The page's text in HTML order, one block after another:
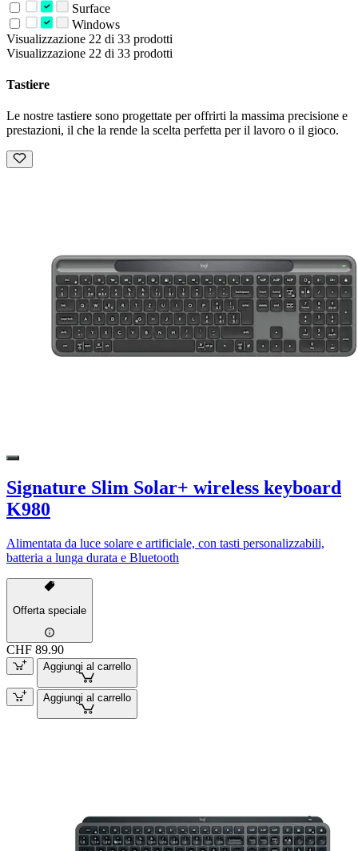
Surface
Windows
Visualizzazione 22 di 33 prodotti
Visualizzazione 22 di 33 prodotti
Tastiere
Le nostre tastiere sono progettate per offrirti la massima precisione e
prestazioni, il che la rende la scelta perfetta per il lavoro o il gioco.
Signature Slim Solar+ wireless keyboard
K980
Alimentata da luce solare e artificiale, con tasti personalizzabili,
batteria a lunga durata e Bluetooth
Offerta speciale
CHF 89.90
Aggiungi al carrello
Aggiungi al carrello